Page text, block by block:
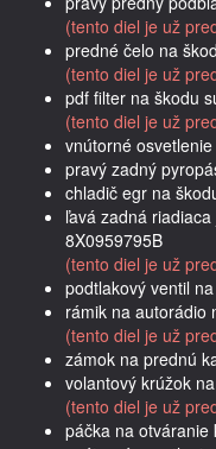
(tento diel je už
predné čelo na
(tento diel je už
pdf filter na škodu
(tento diel je už
vnútorné
pravý zadný
chladič egr na
ľavá zadná
8X0959795B
(tento diel je už
podtlakový ventil
rámik na autorádio
(tento diel je už
zámok na prednú
volantový krúžok
(tento diel je už
páčka na otváranie